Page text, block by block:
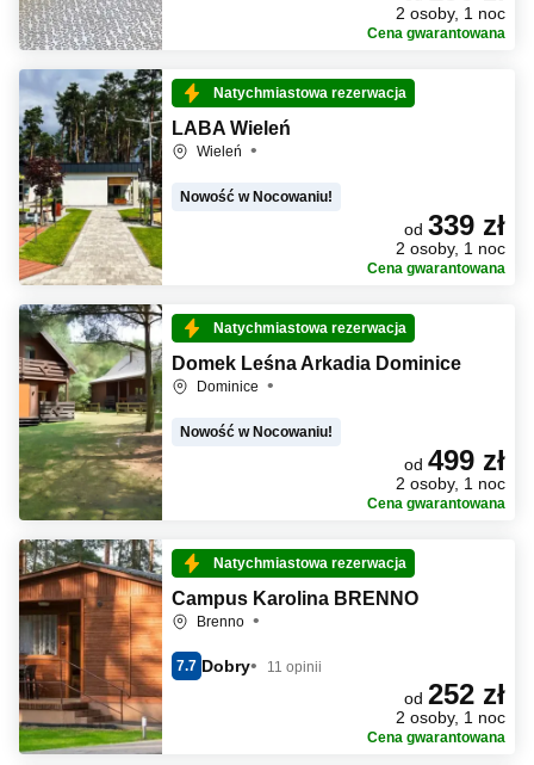
2 osoby, 1 noc
Cena gwarantowana
Natychmiastowa rezerwacja
LABA Wieleń
Wieleń
Nowość w Nocowaniu!
od 339 zł
2 osoby, 1 noc
Cena gwarantowana
Natychmiastowa rezerwacja
Domek Leśna Arkadia Dominice
Dominice
Nowość w Nocowaniu!
od 499 zł
2 osoby, 1 noc
Cena gwarantowana
Natychmiastowa rezerwacja
Campus Karolina BRENNO
Brenno
7.7 Dobry 11 opinii
od 252 zł
2 osoby, 1 noc
Cena gwarantowana